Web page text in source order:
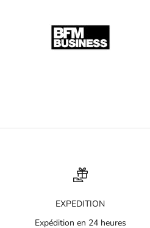
EXPEDITION
Expédition en 24 heures